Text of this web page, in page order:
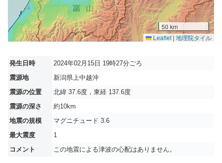
50 km
Leaflet | 地理院タイル
発生日時
2024年02月15日 19時27分ごろ
震源地
新潟県上中越沖
震源の位置
北緯 37.6度，東経 137.6度
震源の深さ
約10km
地震の規模
マグニチュード 3.6
最大震度
1
コメント
この地震による津波の心配はありません。